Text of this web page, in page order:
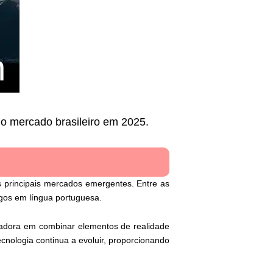
mercado brasileiro em 2025.
mercados emergentes. Entre as
em língua portuguesa.
em combinar elementos de realidade
continua a evoluir, proporcionando